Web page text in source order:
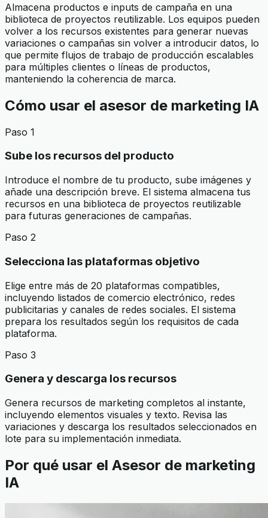
Almacena productos e inputs de campaña en una
biblioteca de proyectos reutilizable. Los equipos pueden
volver a los recursos existentes para generar nuevas
variaciones o campañas sin volver a introducir datos, lo
que permite flujos de trabajo de producción escalables
para múltiples clientes o líneas de productos,
manteniendo la coherencia de marca.
Cómo usar el asesor de marketing IA
Paso 1
Sube los recursos del producto
Introduce el nombre de tu producto, sube imágenes y
añade una descripción breve. El sistema almacena tus
recursos en una biblioteca de proyectos reutilizable
para futuras generaciones de campañas.
Paso 2
Selecciona las plataformas objetivo
Elige entre más de 20 plataformas compatibles,
incluyendo listados de comercio electrónico, redes
publicitarias y canales de redes sociales. El sistema
prepara los resultados según los requisitos de cada
plataforma.
Paso 3
Genera y descarga los recursos
Genera recursos de marketing completos al instante,
incluyendo elementos visuales y texto. Revisa las
variaciones y descarga los resultados seleccionados en
lote para su implementación inmediata.
Por qué usar el Asesor de marketing
IA